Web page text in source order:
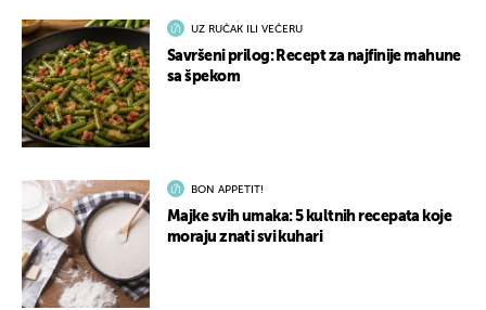
UZ RUČAK ILI VEČERU
Savršeni prilog: Recept za najfinije mahune
sa špekom
BON APPETIT!
Majke svih umaka: 5 kultnih recepata koje
moraju znati svi kuhari